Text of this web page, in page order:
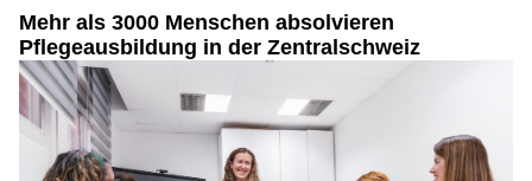
Mehr als 3000 Menschen absolvieren
Pflegeausbildung in der Zentralschweiz